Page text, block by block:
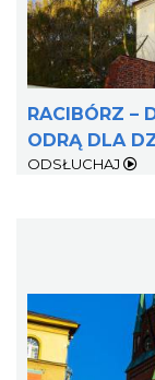
RACIBÓRZ –
ODRĄ DLA
ODSŁUCHAJ